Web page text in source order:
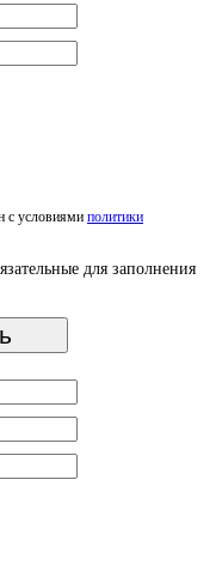
с условиями политики
для заполнения